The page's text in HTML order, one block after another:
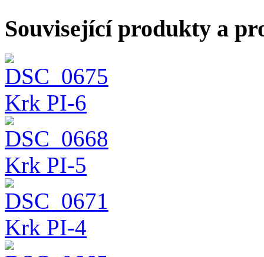
Související produkty a
Krk PI-6
Krk PI-5
Krk PI-4